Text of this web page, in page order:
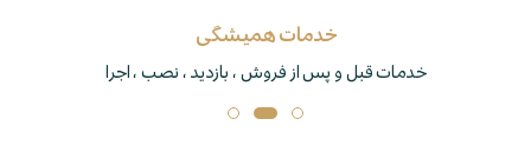
خدمات همیشگی
خدمات قبل و پس از فروش ، بازدید ، نصب ، اجرا